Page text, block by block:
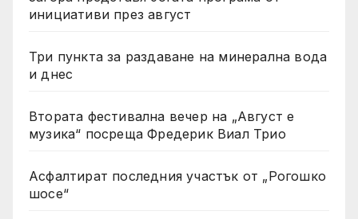
инициативи през август
Три пункта за раздаване на минерална вода
и днес
Втората фестивална вечер на „Август е
музика“ посреща Фредерик Виал Трио
Асфалтират последния участък от „Рогошко
шосе“